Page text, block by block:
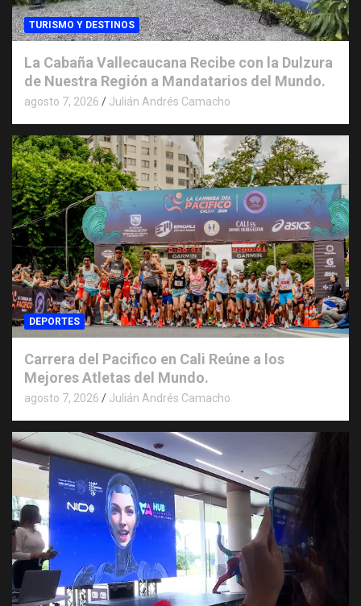
TURISMO Y DESTINOS
La Cabaña Vallecaucana Recibe con la Dulzura
de Nuestra Región a Mandatarios del Mundo.
agosto 7, 2026 Julián Andrés Camacho
DEPORTES
Carrera del Pacifico en Cali Reúne a los
Mejores Atletas del Mundo.
agosto 7, 2026 Julián Andrés Camacho